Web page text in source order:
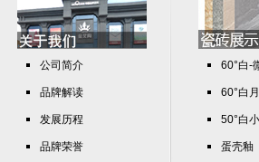
公司简介
品牌解读
发展历程
品牌荣誉
60°白-
60°白
50°白
蛋壳釉